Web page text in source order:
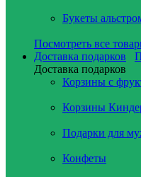
Букеты
Посмотреть все
Доставка подарков
Доставка подарков
Корзины с
Корзины
Подарки для
Конфеты